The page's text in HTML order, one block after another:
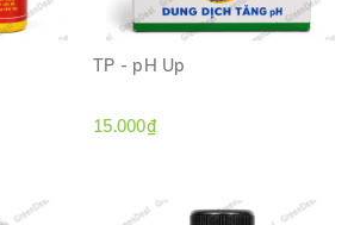
TP - pH Up
15.000₫